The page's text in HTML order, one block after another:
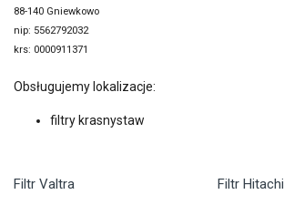
88-140 Gniewkowo
nip: 5562792032
krs: 0000911371
Obsługujemy lokalizacje:
filtry krasnystaw
Filtr Valtra Filtr Hitachi